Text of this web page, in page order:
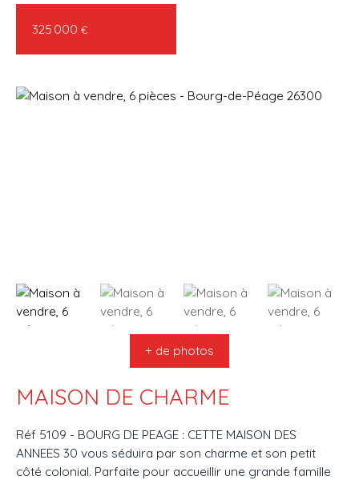
325 000 €
+ de photos
MAISON DE CHARME
Réf 5109 - BOURG DE PEAGE : CETTE MAISON DES
ANNEES 30 vous séduira par son charme et son petit
côté colonial. Parfaite pour accueillir une grande famille